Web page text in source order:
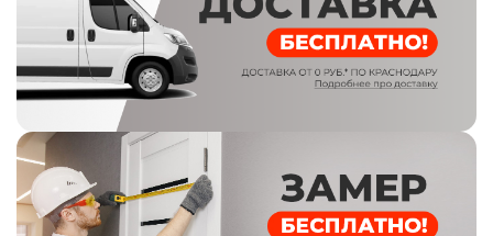
Толщина полотна, мм: 100
Толщина стали, мм: 2
Цвет: белый бархат